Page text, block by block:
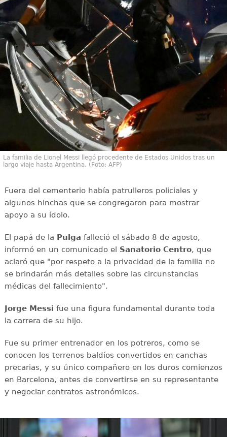
La familia de Lionel Messi llegó procedente de Estados Unidos tras un
largo viaje hasta Argentina. (Foto: AFP)
Fuera del cementerio había patrulleros policiales y
algunos hinchas que se congregaron para mostrar
apoyo a su ídolo.
El papá de la Pulga falleció el sábado 8 de agosto,
informó en un comunicado el Sanatorio Centro, que
aclaró que "por respeto a la privacidad de la familia no
se brindarán más detalles sobre las circunstancias
médicas del fallecimiento".
Jorge Messi fue una figura fundamental durante toda
la carrera de su hijo.
Fue su primer entrenador en los potreros, como se
conocen los terrenos baldíos convertidos en canchas
precarias, y su único compañero en los duros comienzos
en Barcelona, antes de convertirse en su representante
y negociar contratos astronómicos.